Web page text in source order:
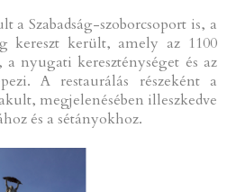
a Szabadság-szoborcsoport is, a
kereszt került, amely az 1100
nyugati kereszténységet és az
A restaurálás részeként a
megjelenésében illeszkedve
és a sétányokhoz.